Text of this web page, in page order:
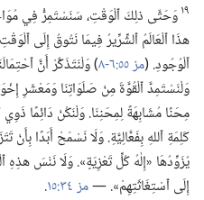
١٩وَحَتَّى ذلِكَ ٱلْوَقْتِ،‏ سَنَسْتَمِرُّ فِي
هذَا ٱلْعَالَمُ ٱلشِّرِّيرُ فِيمَا نَتُوقُ إِلَى
ٱلْوُجُودِ.‏ (‏مز ٥٥:‏٦-‏٨
‏)‏ وَلْنَتَذَكَّرْ أَنَّ
وَلْنَسْتَمِدَّ ٱلْقُوَّةَ مِنْ صَلَوَاتِنَا وَمَعْشَرِ
مِحَنًا مُشَابِهَةً لِمِحَنِنَا.‏ وَلْنَكُنْ دَائِمًا
كَلِمَةِ ٱللهِ بِفَعَّالِيَّةِ.‏ وَلَا نَسْمَحْ أَبَدًا بِأَنْ
يُزَوِّدُهَا «إِلٰهُ كُلِّ تَعْزِيَةٍ».‏ وَلَا نَنْسَ هذِهِ
إِلَى ٱسْتِغَاثَتِهِمْ».‏ —‏مز ٣٤:‏١٥
‏.‏